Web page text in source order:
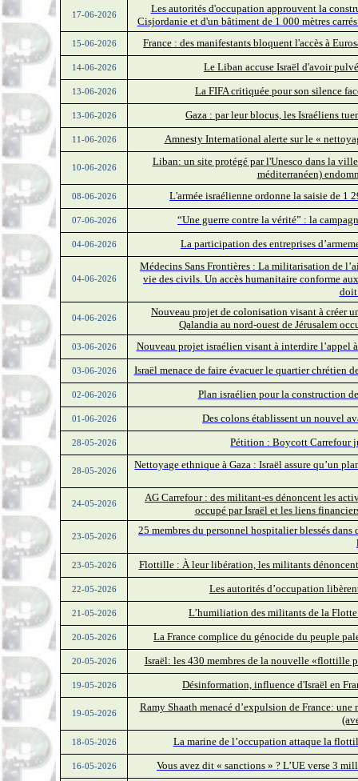
17-06-2026
Les autorités d'occupation approuvent la
Cisjordanie et d'un bâtiment de 1 000 mètres
15-06-2026 France : des manifestants bloquent l'accès à
14-06-2026 Le Liban accuse Israël d'avoir
13-06-2026 La FIFA critiquée pour son silence
13-06-2026 Gaza : par leur blocus, les Israéliens
11-06-2026 Amnesty International alerte sur le «
10-06-2026
Liban: un site protégé par l'Unesco dans la
méditerranéen)
08-06-2026 L'armée israélienne ordonne la saisie de 1
07-06-2026 “Une guerre contre la vérité” : la
04-06-2026 La participation des entreprises
04-06-2026
Médecins Sans Frontières : La militarisation de
vie des civils. Un accès humanitaire conforme
doit
04-06-2026
Nouveau projet de colonisation visant à créer
Qalandia au nord-ouest de Jérusalem
03-06-2026 Nouveau projet israélien visant à interdire l’appel
03-06-2026 Israël menace de faire évacuer le quartier chrétien
02-06-2026 Plan israélien pour la construction
01-06-2026 Des colons établissent un nouvel
28-05-2026 Pétition : Boycott Carrefour
28-05-2026
Nettoyage ethnique à Gaza : Israël assure qu’un
24-05-2026
AG Carrefour : des militant-es dénoncent les
occupé par Israël et les liens
23-05-2026
25 membres du personnel hospitalier blessés
23-05-2026 Flottille : À leur libération, les militants
22-05-2026 Les autorités d’occupation
21-05-2026 L’humiliation des militants de la
20-05-2026 La France complice du génocide du peuple
20-05-2026 Israël: les 430 membres de la nouvelle «flottille
19-05-2026 Désinformation, influence d'Israël en
19-05-2026
Ramy Shaath menacé d’expulsion de France:
18-05-2026 La marine de l’occupation attaque la
16-05-2026 Vous avez dit « sanctions » ? L’UE verse 3